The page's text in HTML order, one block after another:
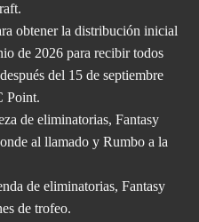
obtener la distribución inicial
de 2026 para recibir todos
del 15 de septiembre
Point.
de eliminatorias, Fantasy
al llamado y Rumbo a la
de eliminatorias, Fantasy
de trofeo.